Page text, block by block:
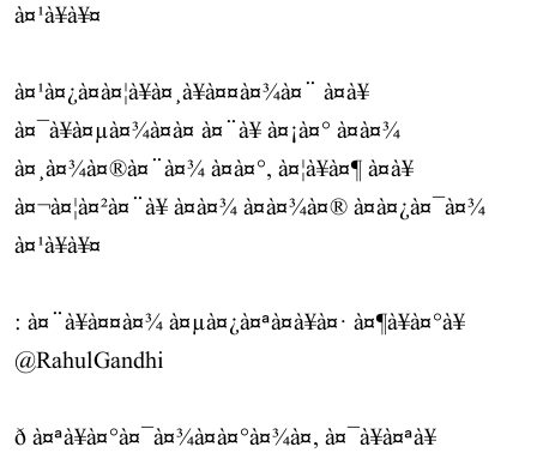
à¤¹à¥à¥¤
à¤¹à¤¿à¤à¤¦à¥à¤¸à¥à¤¤à¤¾à¤¨ à¤à¥
à¤¯à¥à¤µà¤¾à¤à¤ à¤¨à¥ à¤¡à¤° à¤à¤¾
à¤¸à¤¾à¤®à¤¨à¤¾ à¤à¤°, à¤¦à¥à¤¶ à¤à¥
à¤¬à¤¦à¤²à¤¨à¥ à¤à¤¾ à¤à¤¾à¤® à¤à¤¿à¤¯à¤¾
à¤¹à¥à¥¤
: à¤¨à¥à¤¤à¤¾ à¤µà¤¿à¤ªà¤à¥à¤· à¤¶à¥à¤°à¥
@RahulGandhi
ð à¤ªà¥à¤°à¤¯à¤¾à¤à¤°à¤¾à¤, à¤¯à¥à¤ªà¥